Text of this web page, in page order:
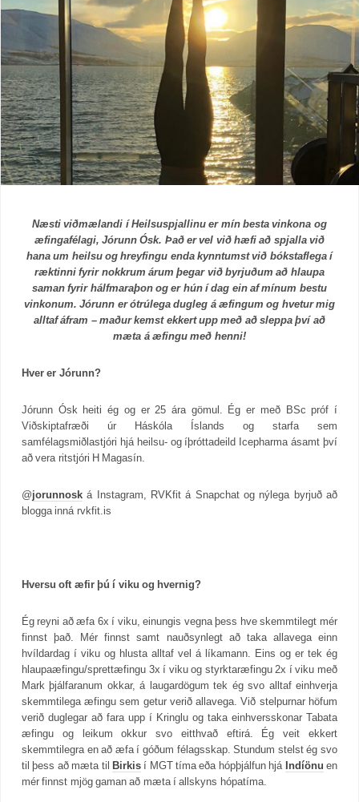
Næsti viðmælandi í Heilsuspjallinu er mín besta vinkona og
æfingafélagi, Jórunn Ósk. Það er vel við hæfi að spjalla við
hana um heilsu og hreyfingu enda kynntumst við bókstaflega í
ræktinni fyrir nokkrum árum þegar við byrjuðum að hlaupa
saman fyrir hálfmaraþon og er hún í dag ein af mínum bestu
vinkonum. Jórunn er ótrúlega dugleg á æfingum og hvetur mig
alltaf áfram – maður kemst ekkert upp með að sleppa því að
mæta á æfingu með henni!
Hver er Jórunn?
Jórunn Ósk heiti ég og er 25 ára gömul. Ég er með BSc próf í
Viðskiptafræði úr Háskóla Íslands og starfa sem
samfélagsmiðlastjóri hjá heilsu- og íþróttadeild Icepharma ásamt því
að vera ritstjóri H Magasín.
@jorunnosk á Instagram, RVKfit á Snapchat og nýlega byrjuð að
blogga inná rvkfit.is
Hversu oft æfir þú í viku og hvernig?
Ég reyni að æfa 6x í viku, einungis vegna þess hve skemmtilegt mér
finnst það. Mér finnst samt nauðsynlegt að taka allavega einn
hvíldardag í viku og hlusta alltaf vel á líkamann. Eins og er tek ég
hlaupaæfingu/sprettæfingu 3x í viku og styrktaræfingu 2x í viku með
Mark þjálfaranum okkar, á laugardögum tek ég svo alltaf einhverja
skemmtilega æfingu sem getur verið allavega. Við stelpurnar höfum
verið duglegar að fara upp í Kringlu og taka einhversskonar Tabata
æfingu og leikum okkur svo eitthvað eftirá. Ég veit ekkert
skemmtilegra en að æfa í góðum félagsskap. Stundum stelst ég svo
til þess að mæta til Birkisí MGT tíma eða hópþjálfun hjá Indíönu en
mér finnst mjög gaman að mæta í allskyns hópatíma.